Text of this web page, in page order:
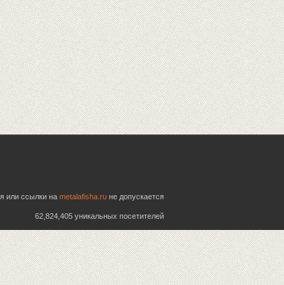
или ссылки на metalafisha.ru не допускается
62,824,405 уникальных посетителей